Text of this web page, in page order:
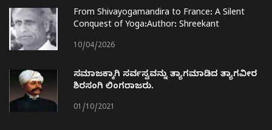
From Shivayogamandira to France: A Silent
Conquest of Yoga:Author: Shreekant
10/04/2026
ಸಮಾಜಕ್ಕಾಗಿ ಸರ್ವಸ್ವವನ್ನು ತ್ಯಾಗಮಾಡಿದ ತ್ಯಾಗವೀರ
ಶಿರಸಂಗಿ ಲಿಂಗರಾಜರು.
01/10/2021